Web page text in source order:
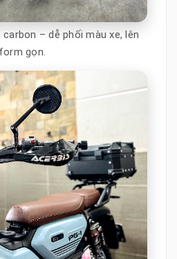
– dễ phối màu xe, lên
form gọn.